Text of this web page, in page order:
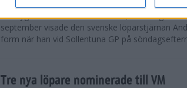
En dryg månad före friidrotts-VM, som avgörs i
september visade den svenske löparstjärnan
form när han vid Sollentuna GP på
Tre nya löpare nominerade till VM